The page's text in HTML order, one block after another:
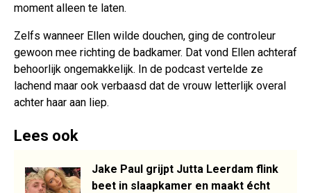
moment alleen te laten.
Zelfs wanneer Ellen wilde douchen, ging de controleur
gewoon mee richting de badkamer. Dat vond Ellen achteraf
behoorlijk ongemakkelijk. In de podcast vertelde ze
lachend maar ook verbaasd dat de vrouw letterlijk overal
achter haar aan liep.
Lees ook
Jake Paul grijpt Jutta Leerdam flink
beet in slaapkamer en maakt écht